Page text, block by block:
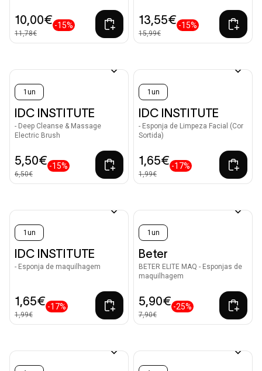
10,00€
11,78€
-15% 13,55€
15,99€
-15%
1un
IDC INSTITUTE
- Deep Cleanse & Massage
Electric Brush
5,50€
6,50€
-15%
1un
IDC INSTITUTE
- Esponja de Limpeza Facial (Cor
Sortida)
1,65€
1,99€
-17%
1un
IDC INSTITUTE
- Esponja de maquilhagem
1,65€
1,99€
-17%
1un
Beter
BETER ELITE MAQ - Esponjas de
maquilhagem
5,90€
7,90€
-25%